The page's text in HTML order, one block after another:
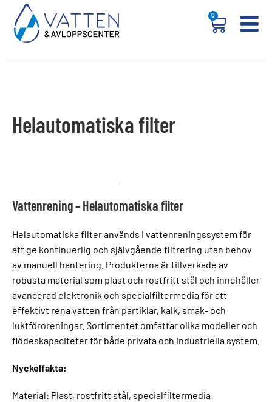
0
Helautomatiska filter
Vattenrening – Helautomatiska filter
Helautomatiska filter används i vattenreningssystem för
att ge kontinuerlig och självgående filtrering utan behov
av manuell hantering. Produkterna är tillverkade av
robusta material som plast och rostfritt stål och innehåller
avancerad elektronik och specialfiltermedia för att
effektivt rena vatten från partiklar, kalk, smak- och
luktföroreningar. Sortimentet omfattar olika modeller och
flödeskapaciteter för både privata och industriella system.
Nyckelfakta:
Material: Plast, rostfritt stål, specialfiltermedia